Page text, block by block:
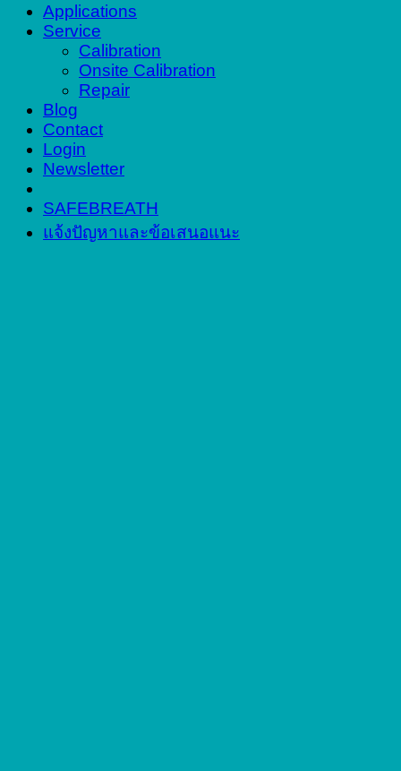
Applications
Service
Calibration
Onsite Calibration
Repair
Blog
Contact
Login
Newsletter
SAFEBREATH
แจ้งปัญหาและข้อเสนอแนะ